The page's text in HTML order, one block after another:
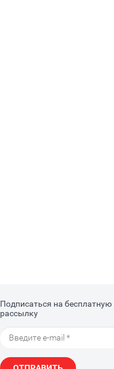
Подписаться на бесплатную
рассылку